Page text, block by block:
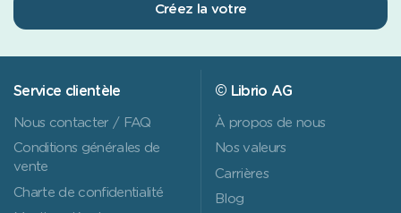
Créez la votre
Service clientèle
Nous contacter / FAQ
Conditions générales de
vente
Charte de confidentialité
© Librio AG
À propos de nous
Nos valeurs
Carrières
Blog